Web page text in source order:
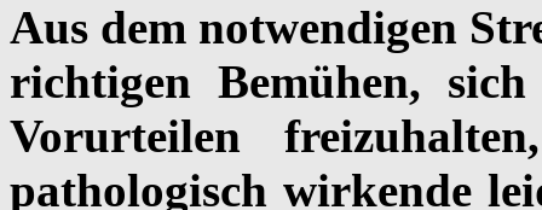
Aus dem notwendigen
richtigen Bemühen,
Vorurteilen
pathologisch wirkende